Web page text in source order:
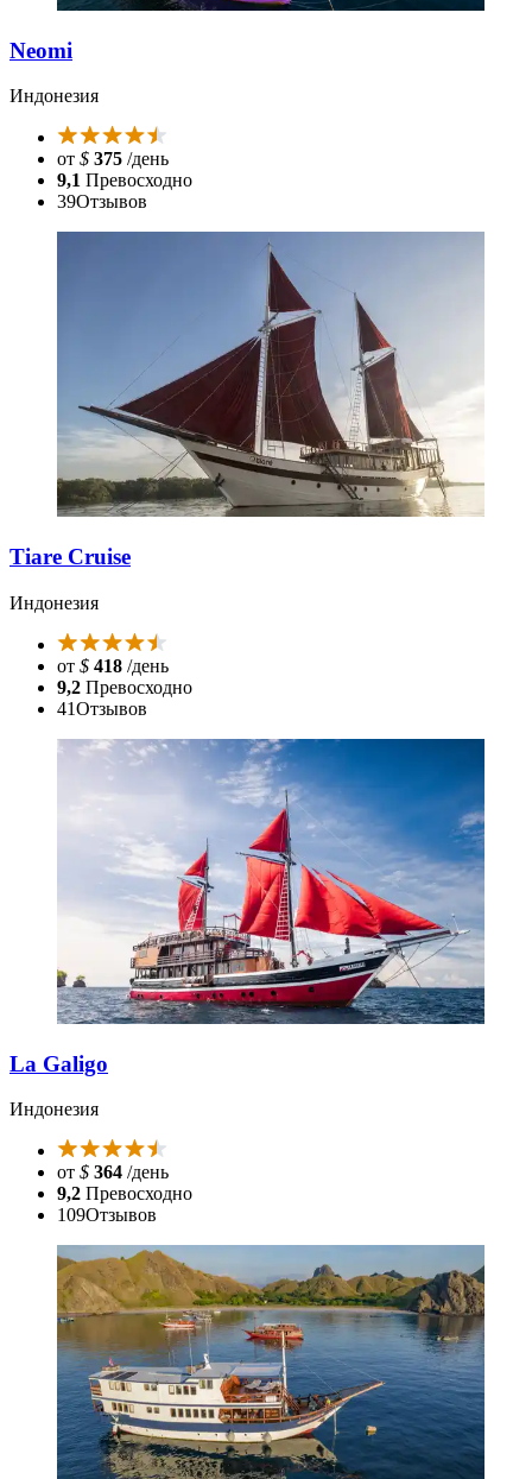
Neomi
Индонезия
от $ 375 /день
9,1 Превосходно
39Отзывов
Tiare Cruise
Индонезия
от $ 418 /день
9,2 Превосходно
41Отзывов
La Galigo
Индонезия
от $ 364 /день
9,2 Превосходно
109Отзывов